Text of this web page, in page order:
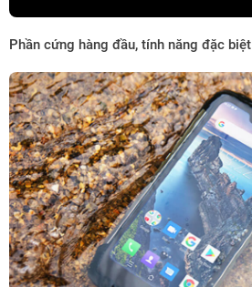
Phần cứng hàng đầu, tính năng đặc biệt